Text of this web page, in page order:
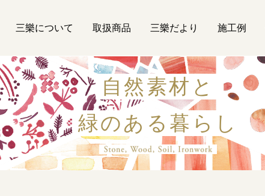
三樂について 取扱商品 三樂だより 施工例
自然素材と
緑のある暮らし